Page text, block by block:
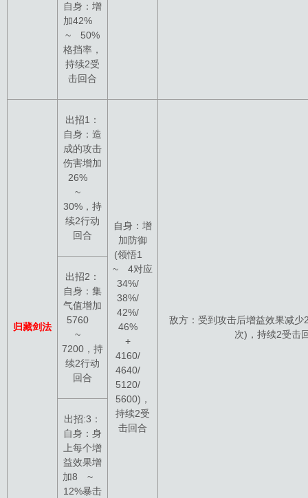
自身：增
加42%
~ 50%
格挡率，
持续2受
击回合
归藏剑法
出招1：
自身：造
成的攻击
伤害增加
26%
~
30%，持
续2行动
回合
自身：增
加防御
(领悟1
~ 4对应
34%/
38%/
42%/
46%
+
4160/
4640/
5120/
5600)，
持续2受
击回合
敌方：受到攻击后增益效果减少
次)，持续2受击
出招2：
自身：集
气值增加
5760
~
7200，持
续2行动
回合
出招:3：
自身：身
上每个增
益效果增
加8 ~
12%暴击